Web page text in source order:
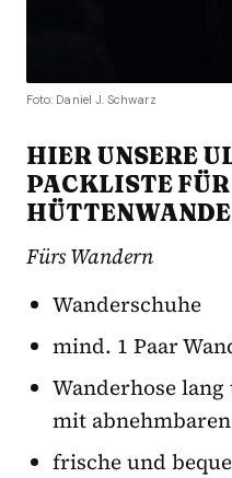
Foto: Daniel J. Schwarz
HIER UNSERE
PACKLISTE
Fürs Wandern
Wanderschuhe
mind. 1 Paar
Wanderhose
mit
frische und